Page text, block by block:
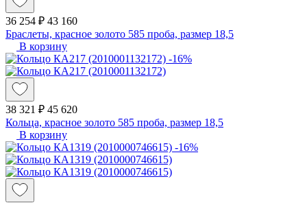
36 254 ₽ 43 160
Браслеты, красное золото 585 проба, размер 18,5
В корзину
-16%
38 321 ₽ 45 620
Кольца, красное золото 585 проба, размер 18,5
В корзину
-16%